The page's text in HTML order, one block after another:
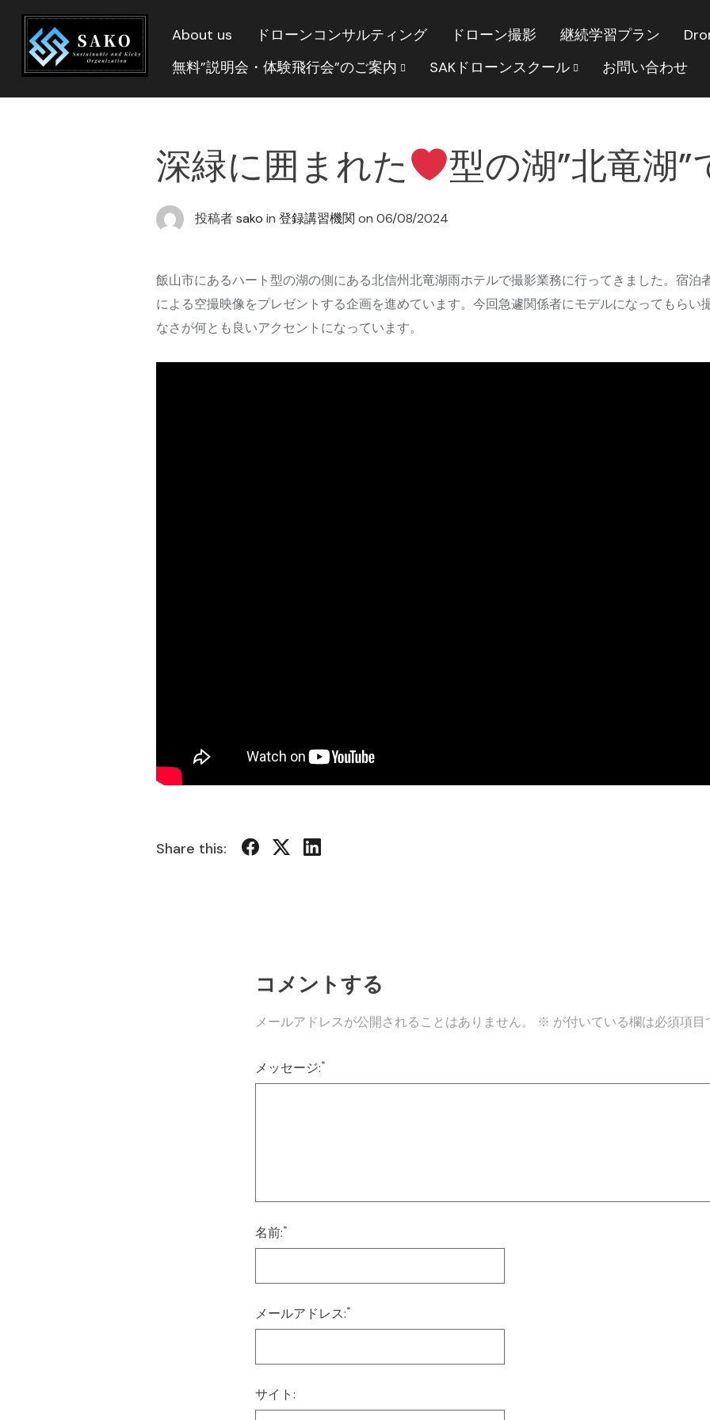
About us ドローンコンサルティング ドローン撮影 継続学習プラン
無料”説明会・体験飛行会”のご案内
SAKドローンスクール お問い合わせ
深緑に囲まれた 型の湖”北竜湖”
投稿者sako in 登録講習機関 on 06/08/2024
飯山市にあるハート型の湖の側にある北信州北竜湖雨ホテルで撮影業務に行ってきました。宿泊
による空撮映像をプレゼントする企画を進めています。今回急遽関係者にモデルになってもらい
なさが何とも良いアクセントになっています。
Share this:
コメントする
メールアドレスが公開されることはありません。 ※ が付いている欄は必須項目
メッセージ:*
名前:*
メールアドレス:*
サイト: